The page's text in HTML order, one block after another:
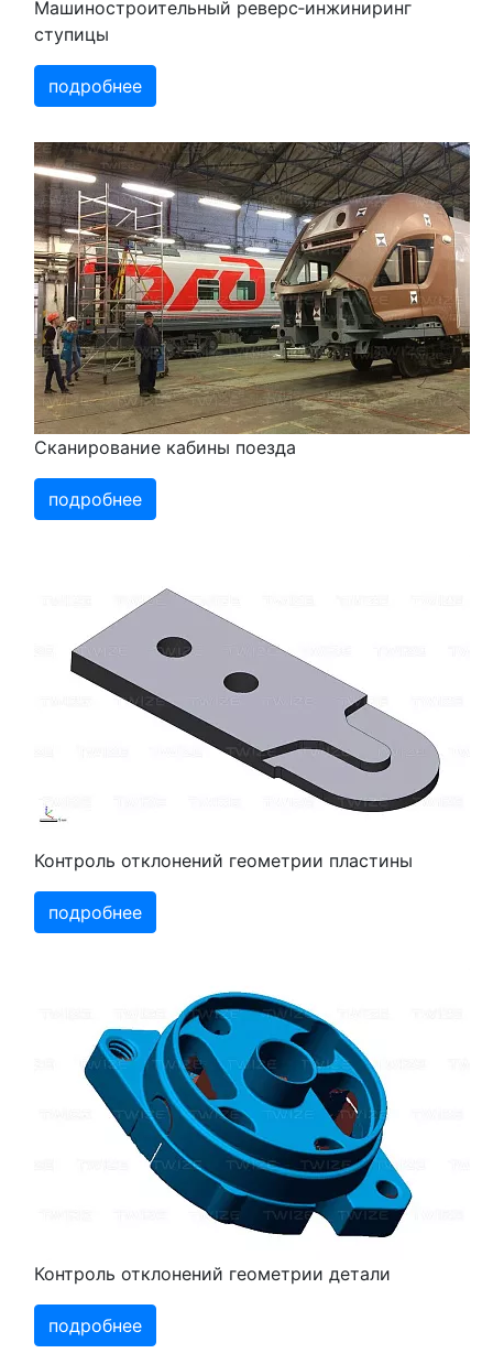
Машиностроительный реверс‑инжиниринг
ступицы
подробнее
Сканирование кабины поезда
подробнее
Контроль отклонений геометрии пластины
подробнее
Контроль отклонений геометрии детали
подробнее